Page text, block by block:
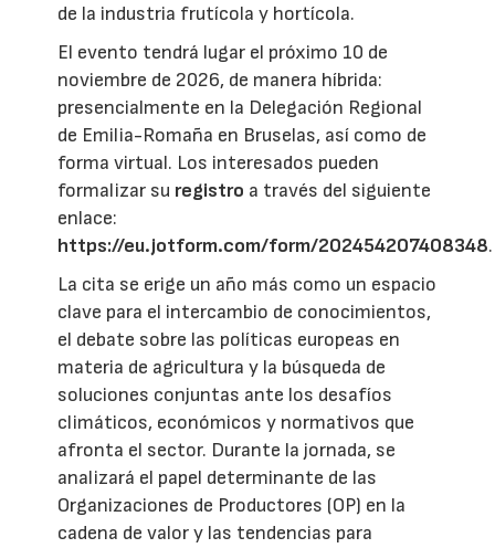
de la industria frutícola y hortícola.
El evento tendrá lugar el próximo 10 de
noviembre de 2026, de manera híbrida:
presencialmente en la Delegación Regional
de Emilia-Romaña en Bruselas, así como de
forma virtual. Los interesados pueden
formalizar su registro a través del siguiente
enlace:
https://eu.jotform.com/form/202454207408348.
La cita se erige un año más como un espacio
clave para el intercambio de conocimientos,
el debate sobre las políticas europeas en
materia de agricultura y la búsqueda de
soluciones conjuntas ante los desafíos
climáticos, económicos y normativos que
afronta el sector. Durante la jornada, se
analizará el papel determinante de las
Organizaciones de Productores (OP) en la
cadena de valor y las tendencias para